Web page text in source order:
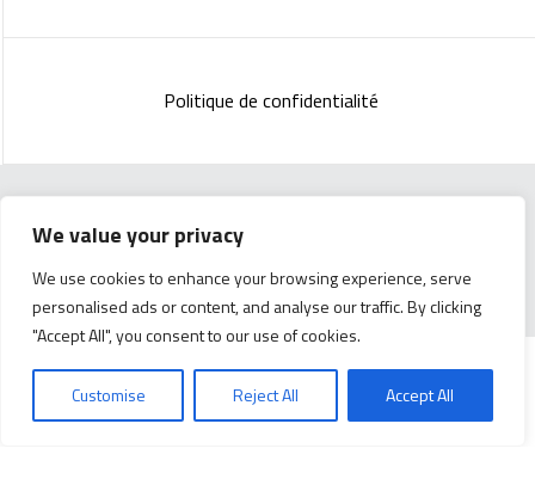
We value your privacy
We use cookies to enhance your browsing experience, serve
personalised ads or content, and analyse our traffic. By clicking
"Accept All", you consent to our use of cookies.
Customise Reject All Accept All
Politique de confidentialité
Copyright 2023 :Standish Communications